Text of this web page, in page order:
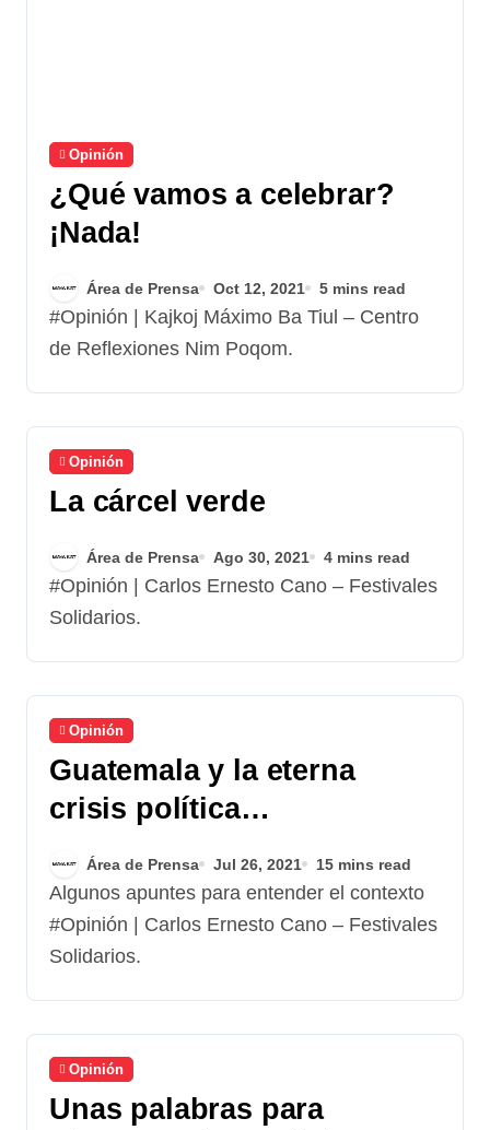
Opinión
¿Qué vamos a celebrar?
¡Nada!
Área de Prensa Oct 12, 2021 5 mins read
#Opinión | Kajkoj Máximo Ba Tiul – Centro
de Reflexiones Nim Poqom.
Opinión
La cárcel verde
Área de Prensa Ago 30, 2021 4 mins read
#Opinión | Carlos Ernesto Cano – Festivales
Solidarios.
Opinión
Guatemala y la eterna
crisis política…
Área de Prensa Jul 26, 2021 15 mins read
Algunos apuntes para entender el contexto
#Opinión | Carlos Ernesto Cano – Festivales
Solidarios.
Opinión
Unas palabras para